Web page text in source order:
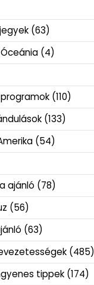
(63)
(4)
(110)
(133)
(54)
ajánló (78)
(56)
(63)
(485)
tippek (174)